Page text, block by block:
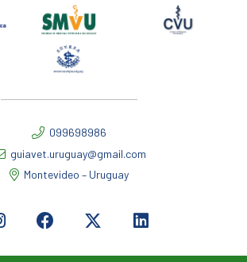
099698986
guiavet.uruguay@gmail.com
Montevideo – Uruguay